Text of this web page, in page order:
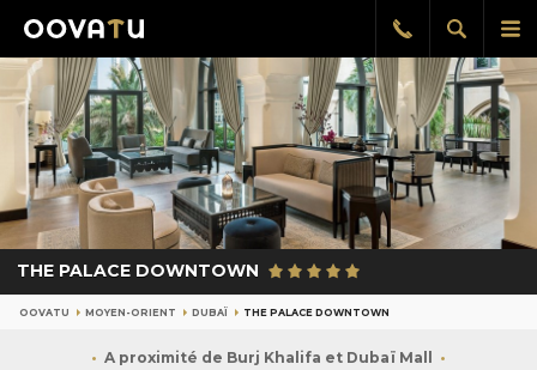
le
Afficher
la
Rappel
gratuit
THE PALACE DOWNTOWN
OOVATU MOYEN-ORIENT DUBAÏ THE PALACE DOWNTOWN
A proximité de Burj Khalifa et Dubaï Mall